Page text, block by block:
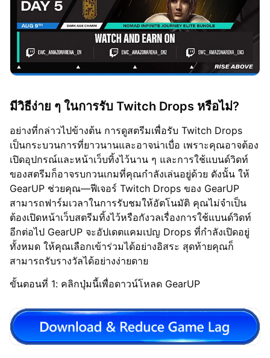
มีวิธีง่าย ๆ ในการรับ Twitch Drops หรือไม่?
อย่างที่กล่าวไปข้างต้น การดูสตรีมเพื่อรับ Twitch Drops
เป็นกระบวนการที่ยาวนานและอาจน่าเบื่อ เพราะคุณอาจต้อง
เปิดอุปกรณ์และหน้าเว็บทิ้งไว้นาน ๆ และการใช้แบนด์วิดท์
ของสตรีมก็อาจรบกวนเกมที่คุณกำลังเล่นอยู่ด้วย ดังนั้น ให้
GearUP ช่วยคุณ—ฟีเจอร์ Twitch Drops ของ GearUP
สามารถฟาร์มเวลาในการรับชมให้อัตโนมัติ คุณไม่จำเป็น
ต้องเปิดหน้าเว็บสตรีมทิ้งไว้หรือกังวลเรื่องการใช้แบนด์วิดท์
อีกต่อไป GearUP จะอัปเดตแคมเปญ Drops ที่กำลังเปิดอยู่
ทั้งหมด ให้คุณเลือกเข้าร่วมได้อย่างอิสระ สุดท้ายคุณก็
สามารถรับรางวัลได้อย่างง่ายดาย
ขั้นตอนที่ 1: คลิกปุ่มนี้เพื่อดาวน์โหลด GearUP